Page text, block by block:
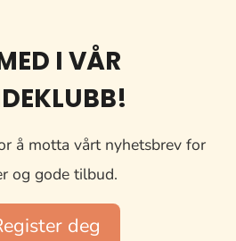
I VÅR
å motta vårt nyhetsbrev for
og gode tilbud.
deg